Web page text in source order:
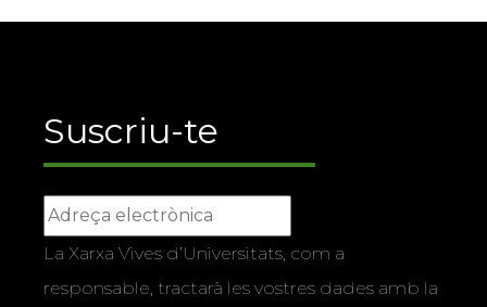
Suscriu-te
La Xarxa Vives d’Universitats, com a
responsable, tractarà les vostres dades amb la